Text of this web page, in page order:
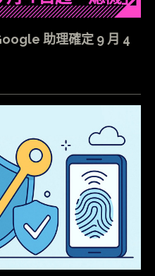
助理確定 9 月 4